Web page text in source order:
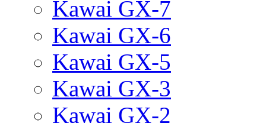
Kawai GX-7
Kawai GX-6
Kawai GX-5
Kawai GX-3
Kawai GX-2